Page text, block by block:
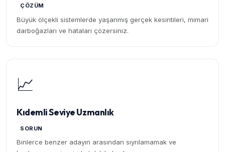
ÇÖZÜM
Büyük ölçekli sistemlerde yaşanmış gerçek kesintileri, mimari
darboğazları ve hataları çözersiniz.
📈
Kıdemli Seviye Uzmanlık
SORUN
Binlerce benzer adayın arasından sıyrılamamak ve